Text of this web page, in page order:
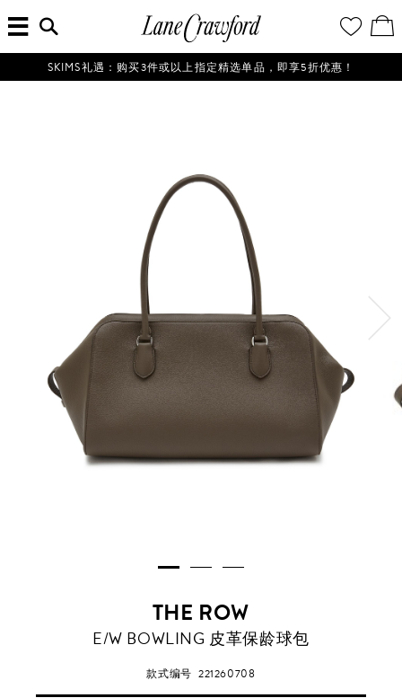
佛
探
的
愿
望
单
看
／
修
购
单
入
搜
索
信
息...
SKIMS礼遇：购买3件或以上指定精选单品，即享5折优惠！
THE ROW
E/W BOWLING 皮革保龄球包
款式编号221260708